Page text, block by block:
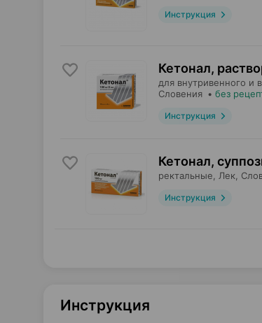
Инструкция
Кетонал,
для внутривенного и
Словения • без
Инструкция
Кетонал,
ректальные, Лек ,
Инструкция
Инструкция